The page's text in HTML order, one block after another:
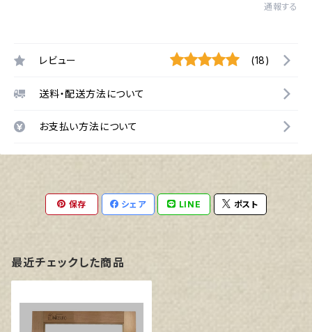
通報する
レビュー (18)
送料・配送方法について
お支払い方法について
保存 シェア LINE ポスト
最近チェックした商品